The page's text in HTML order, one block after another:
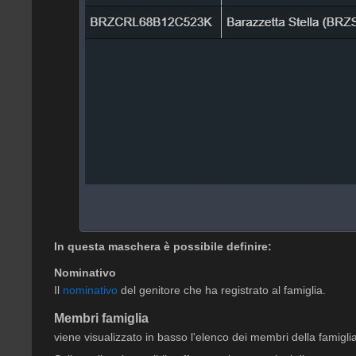
In questa maschera è possibile definire:
Nominativo
Il nominativo del genitore che ha registrato al famiglia.
Membri famiglia
viene visualizzato in basso l'elenco dei membri della